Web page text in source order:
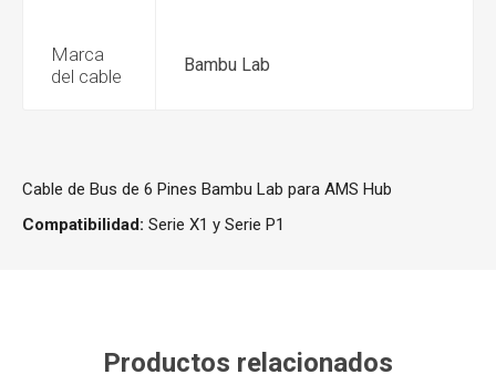
Marca
del cable
Bambu Lab
Cable de Bus de 6 Pines Bambu Lab para AMS Hub
Compatibilidad: Serie X1 y Serie P1
Productos relacionados